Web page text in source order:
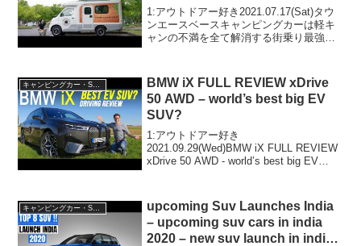
だった！現役オーナー徹底レビュ
ー！内装・外装・一般走行【カロ
ビー】
1:アウトドアー好き2021.07.17(Sat)タウ
ンエースベースキャンピングカーは軽キ
ャンの不満を全て解消する街乗り最強キ
ロビー】って人気で話題らしいぞ、見逃
さない...
キャンピングカー・SUV人気車種
BMW iX FULL REVIEW xDrive
50 AWD – world’s best big EV
SUV?
1:アウトドアー好き
2021.09.29(Wed)BMW iX FULL REVIEW
xDrive 50 AWD - world’s best big EV
upcoming Suv Launches India
– upcoming suv cars in india
2020 – new suv launch in india